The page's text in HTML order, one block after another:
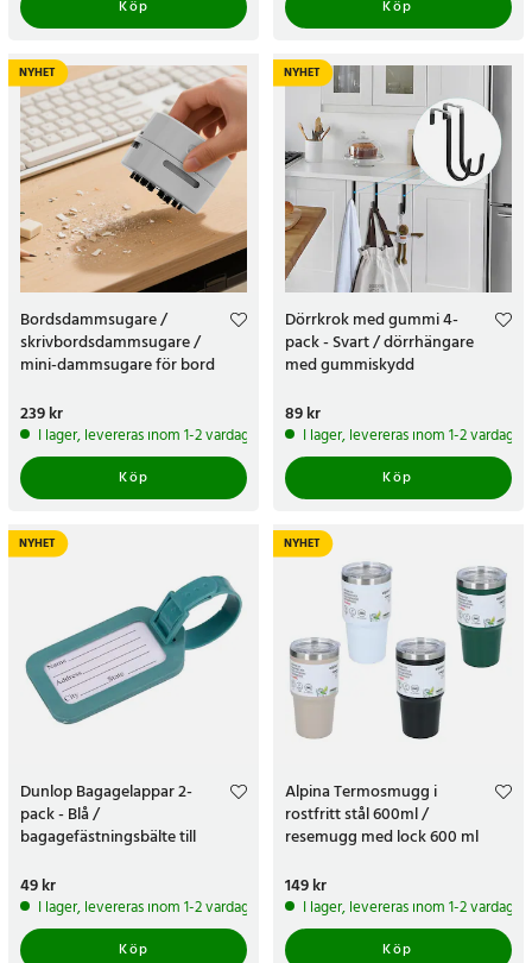
Köp Köp
NYHET
Bordsdammsugare /
skrivbordsdammsugare /
mini-dammsugare för bord
Pris:239 kr
239 kr
I lager, levereras inom 1-2 vardagar
Köp
NYHET
Dörrkrok med gummi 4-
pack - Svart / dörrhängare
med gummiskydd
Pris:89 kr
89 kr
I lager, levereras inom 1-2 vardagar
Köp
NYHET
Dunlop Bagagelappar 2-
pack - Blå /
bagagefästningsbälte till
Pris:
49 kr
I lager, levereras inom 1-2 vardagar
Köp
NYHET
Alpina Termosmugg i
rostfritt stål 600ml /
resemugg med lock 600 ml
Pris:149 kr
149 kr
I lager, levereras inom 1-2 vardagar
Köp